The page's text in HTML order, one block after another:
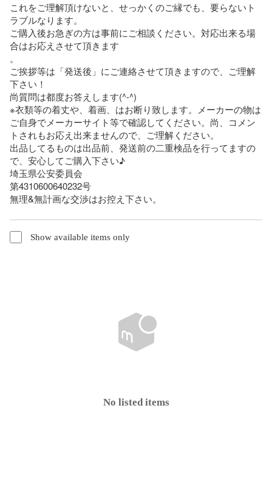
これをご理解頂けないと、せっかくのご縁でも、要らないト
ラブルなります。
ご購入後お急ぎの方は事前にご相談ください。対応出来る場
合はお応えさせて頂きます
。
ご挨拶等は「発送後」にご連絡させて頂きますので、ご理解
下さい！
尚質問は都度お答えします(^-^)
※衣類等の着丈や、着画、はお断り致します。メーカーの物は
ご自身でメーカーサイト等で確認してください。尚、コメン
トされもお応え出来ませんので、ご理解ください。
出品してるものは出品前、発送前の二重検品を行ってますの
で、安心してご購入下さい♪
埼玉県公安委員会
第4310600640232号
無理&無計画な交渉はお控え下さい。
Show available items only
No listed items